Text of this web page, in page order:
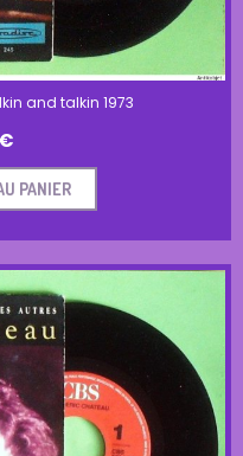
and talkin 1973
€
PANIER